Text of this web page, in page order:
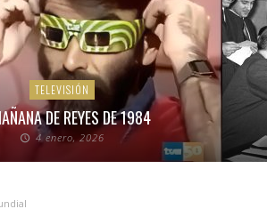
TELEVISIÓN
DE REYES DE 1984
4 enero, 2026